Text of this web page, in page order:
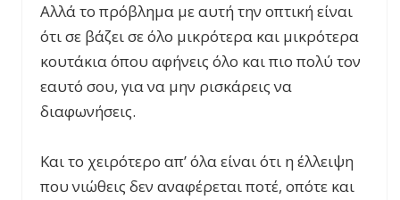
Αλλά το πρόβλημα με αυτή την οπτική είναι
ότι σε βάζει σε όλο μικρότερα και μικρότερα
κουτάκια όπου αφήνεις όλο και πιο πολύ τον
εαυτό σου, για να μην ρισκάρεις να
διαφωνήσεις.
Και το χειρότερο απ’ όλα είναι ότι η έλλειψη
που νιώθεις δεν αναφέρεται ποτέ, οπότε και